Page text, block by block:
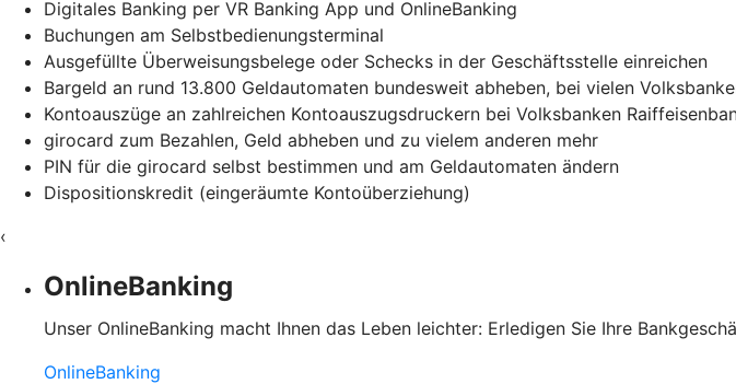
Digitales Banking per VR Banking App und OnlineBanking
Buchungen am Selbstbedienungsterminal
Ausgefüllte Überweisungsbelege oder Schecks in der Geschäftsstelle einreichen
Bargeld an rund 13.800 Geldautomaten bundesweit abheben, bei vielen
Kontoauszüge an zahlreichen Kontoauszugsdruckern bei Volksbanken
girocard zum Bezahlen, Geld abheben und zu vielem anderen mehr
PIN für die girocard selbst bestimmen und am Geldautomaten ändern
Dispositionskredit (eingeräumte Kontoüberziehung)
‹
OnlineBanking
Unser OnlineBanking macht Ihnen das Leben leichter: Erledigen Sie Ihre
OnlineBanking